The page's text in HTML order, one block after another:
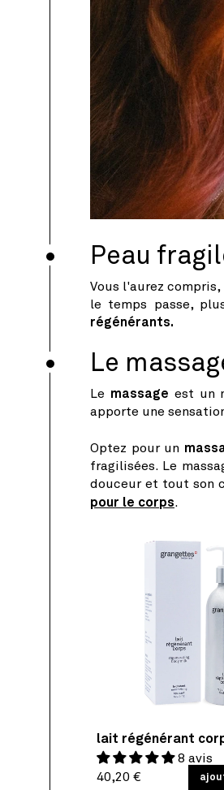
Peau
Vous l'aurez
le temps passe,
régénérants.
Le
Le massage est un
apporte une
Optez pour un
fragilisées. Le
douceur et tout son
pour le corps.
lait régénérant
8 avis
Prix
40,20 €
PRIX
/